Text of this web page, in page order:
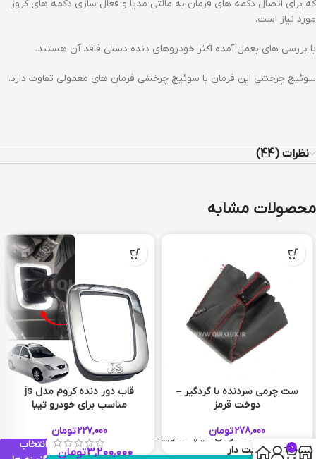
که برای اتصال دکمه های فرمان به مالتی مدیا و فعال سازی دکمه های کروز
مورد نیاز است.
با بررسی های بعمل آمده اکثر خودروهای دنده دستی فاقد آن هستند.
سوئیچ چرخشی این فرمان با سوئیچ چرخشی فرمان های معمولی تفاوت دارد.
نظرات (44)
محصولات مشابه
ست چرمی سردنده با گردگیر –
دوخت قرمز
278,000تومان
نقره ای براق
قاب دور دنده کروم مدل js
مناسب برای خودرو تیبا
227,000تومان
غربیلک فرمان تایپ D کوییک
بکلایت دار
3,200,000تومان
انتخاب
0